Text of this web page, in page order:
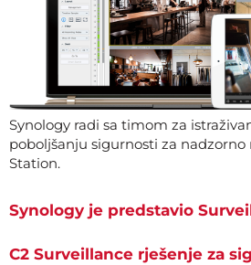
Synology radi sa timom za
poboljšanju sigurnosti za nadzorno
Station.
Synology je predstavio
C2 Surveillance rješenje za